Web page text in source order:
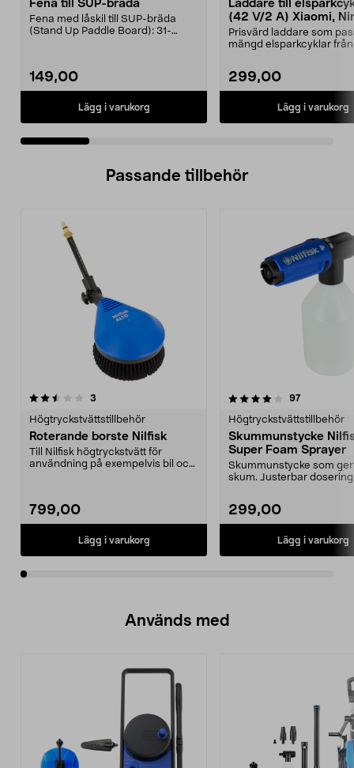
Fena till SUP-bräda
Fena med låskil till SUP-bräda
(Stand Up Paddle Board): 31-
149,00
Lägg i varukorg
Laddare till
(42 V/2 A) Xiaomi,
E-Way m.fl.
Prisvärd laddare som
mängd elsparkcyklar från
299,00
Lägg i varukorg
Passande tillbehör
3
Högtryckstvättstillbehör
Roterande borste Nilfisk
Till Nilfisk högtryckstvätt för
användning på exempelvis bil och
799,00
Lägg i varukorg
4.0av 5 stjärnor 97recensioner
Högtryckstvättstillbehör
Skummunstycke
Super Foam Sprayer
Skummunstycke som
skum. Justerbar
299,00
Lägg i varukorg
4.0av 5 stjärnor
Används med